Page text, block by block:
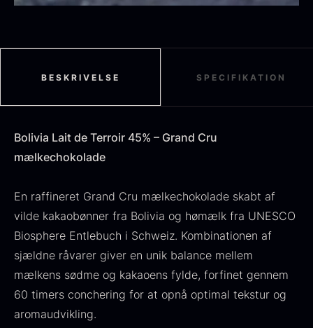
Tørret Jumbo Morkler
På lager
125,00 kr.
Oscietra - Dieckmann &
BESKRIVELSE SPECIFIKATION
Bolivia Lait de Terroir 45% – Grand Cru
mælkechokolade
En raffineret Grand Cru mælkechokolade skabt af
vilde kakaobønner fra Bolivia og hømælk fra UNESCO
Biosphere Entlebuch i Schweiz. Kombinationen af
sjældne råvarer giver en unik balance mellem
mælkens sødme og kakaoens fylde, forfinet gennem
60 timers conchering for at opnå optimal tekstur og
aromaudvikling.